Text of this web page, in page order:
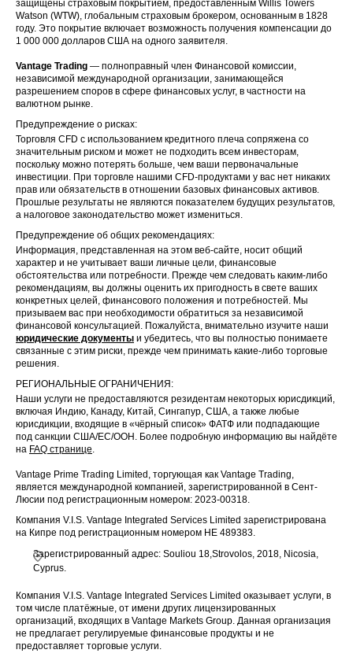
защищены страховым покрытием, предоставленным Willis Towers
Watson (WTW), глобальным страховым брокером, основанным в 1828
году. Это покрытие включает возможность получения компенсации до
1 000 000 долларов США на одного заявителя.
Vantage Trading — полноправный член Финансовой комиссии,
независимой международной организации, занимающейся
разрешением споров в сфере финансовых услуг, в частности на
валютном рынке.
Предупреждение о рисках:
Торговля CFD с использованием кредитного плеча сопряжена со
значительным риском и может не подходить всем инвесторам,
поскольку можно потерять больше, чем ваши первоначальные
инвестиции. При торговле нашими CFD-продуктами у вас нет никаких
прав или обязательств в отношении базовых финансовых активов.
Прошлые результаты не являются показателем будущих результатов,
а налоговое законодательство может измениться.
Предупреждение об общих рекомендациях:
Информация, представленная на этом веб-сайте, носит общий
характер и не учитывает ваши личные цели, финансовые
обстоятельства или потребности. Прежде чем следовать каким-либо
рекомендациям, вы должны оценить их пригодность в свете ваших
конкретных целей, финансового положения и потребностей. Мы
призываем вас при необходимости обратиться за независимой
финансовой консультацией. Пожалуйста, внимательно изучите наши
юридические документы и убедитесь, что вы полностью понимаете
связанные с этим риски, прежде чем принимать какие-либо торговые
решения.
РЕГИОНАЛЬНЫЕ ОГРАНИЧЕНИЯ:
Наши услуги не предоставляются резидентам некоторых юрисдикций,
включая Индию, Канаду, Китай, Сингапур, США, а также любые
юрисдикции, входящие в «чёрный список» ФАТФ или подпадающие
под санкции США/ЕС/ООН. Более подробную информацию вы найдёте
на FAQ странице.
Vantage Prime Trading Limited, торгующая как Vantage Trading,
является международной компанией, зарегистрированной в Сент-
Люсии под регистрационным номером: 2023-00318.
Компания V.I.S. Vantage Integrated Services Limited зарегистрирована
на Кипре под регистрационным номером HE 489383.
Зарегистрированный адрес: Souliou 18,Strovolos, 2018, Nicosia,
Cyprus.
Компания V.I.S. Vantage Integrated Services Limited оказывает услуги, в
том числе платёжные, от имени других лицензированных
организаций, входящих в Vantage Markets Group. Данная организация
не предлагает регулируемые финансовые продукты и не
предоставляет торговые услуги.